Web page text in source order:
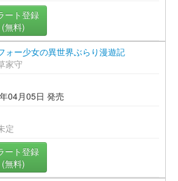
ート登録
(無料)
ォー少女の異世界ぶらり漫遊記
家守
04月05日 発売
定
ート登録
(無料)